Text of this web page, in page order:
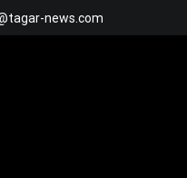
news.com